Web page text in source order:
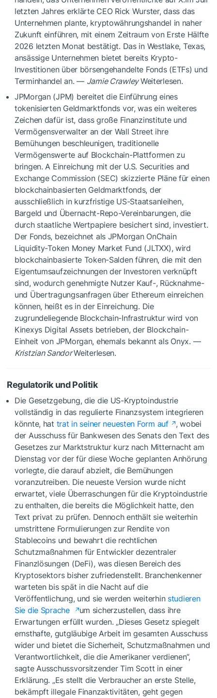
letzten Jahres erklärte CEO Rick Wurster, dass das
Unternehmen plante, kryptowährungshandel in naher
Zukunft einführen, mit einem Zeitraum von Erste Hälfte
2026 letzten Monat bestätigt. Das in Westlake, Texas,
ansässige Unternehmen bietet bereits Krypto-
Investitionen über börsengehandelte Fonds (ETFs) und
Terminhandel an. — Jamie CrawleyWeiterlesen.
JPMorgan (JPM) bereitet die Einführung eines
tokenisierten Geldmarktfonds vor, was ein weiteres
Zeichen dafür ist, dass große Finanzinstitute und
Vermögensverwalter an der Wall Street ihre
Bemühungen beschleunigen, traditionelle
Vermögenswerte auf Blockchain-Plattformen zu
bringen. A Einreichung mit der U.S. Securities and
Exchange Commission (SEC) skizzierte Pläne für einen
blockchainbasierten Geldmarktfonds, der
ausschließlich in kurzfristige US-Staatsanleihen,
Bargeld und Übernacht-Repo-Vereinbarungen, die
durch staatliche Wertpapiere besichert sind, investiert.
Der Fonds, bezeichnet als JPMorgan OnChain
Liquidity-Token Money Market Fund (JLTXX), wird
blockchainbasierte Token-Salden führen, die mit den
Eigentumsaufzeichnungen der Investoren verknüpft
sind, wodurch genehmigte Nutzer Kauf-, Rücknahme-
und Übertragungsanfragen über Ethereum einreichen
können, heißt es in der Einreichung. Die
zugrundeliegende Blockchain-Infrastruktur wird von
Kinexys Digital Assets betrieben, der Blockchain-
Einheit von JPMorgan, ehemals bekannt als Onyx. —
Kristzian SandorWeiterlesen.
Regulatorik und Politik
Die Gesetzgebung, die die US-Kryptoindustrie
vollständig in das regulierte Finanzsystem integrieren
könnte, hat trat in seiner neuesten Form auf
, wobei
der Ausschuss für Bankwesen des Senats den Text des
Gesetzes zur Marktstruktur kurz nach Mitternacht am
Dienstag vor der für diese Woche geplanten Anhörung
vorlegte, die darauf abzielt, die Bemühungen
voranzutreiben. Die neueste Version wurde nicht
erwartet, viele Überraschungen für die Kryptoindustrie
zu enthalten, die bereits die Möglichkeit hatte, den
Text privat zu prüfen. Dennoch enthält sie weiterhin
umstrittene Formulierungen zur Rendite von
Stablecoins und bewahrt die rechtlichen
Schutzmaßnahmen für Entwickler dezentraler
Finanzlösungen (DeFi), was diesen Bereich des
Kryptosektors bisher zufriedenstellt. Branchenkenner
warteten bis spät in die Nacht auf die
Veröffentlichung, und sie werden weiterhin studieren
Sie die Sprache
um sicherzustellen, dass ihre
Erwartungen erfüllt wurden. „Dieses Gesetz spiegelt
ernsthafte, gutgläubige Arbeit im gesamten Ausschuss
wider und bietet die Sicherheit, Schutzmaßnahmen und
Verantwortlichkeit, die die Amerikaner verdienen“,
sagte Ausschussvorsitzender Tim Scott in einer
Erklärung. „Es stellt die Verbraucher an erste Stelle,
bekämpft illegale Finanzaktivitäten, geht gegen